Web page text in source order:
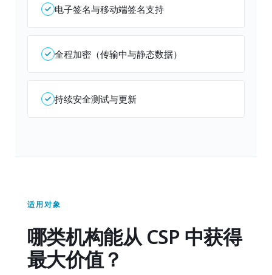
电子签名与移动端签名支持
全程加密（传输中与静态数据）
持续安全测试与更新
适用对象
哪类机构能从 CSP 中获得
最大价值？